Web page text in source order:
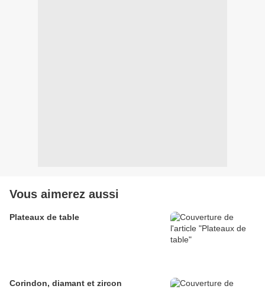
Vous aimerez aussi
Plateaux de table
Corindon, diamant et zircon